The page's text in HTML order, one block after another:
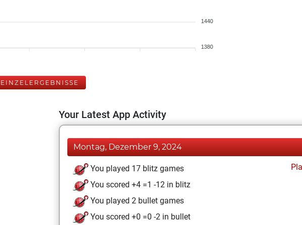
1440
1380
EINZELERGEBNISSE
Your Latest App Activity
Montag, Dezember 9, 2024
You played 17 blitz games
You scored +4 =1 -12 in blitz
You played 2 bullet games
You scored +0 =0 -2 in bullet